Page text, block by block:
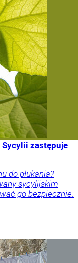
Sycylii zastępuje
do płukania?
sycylijskim
go bezpiecznie.